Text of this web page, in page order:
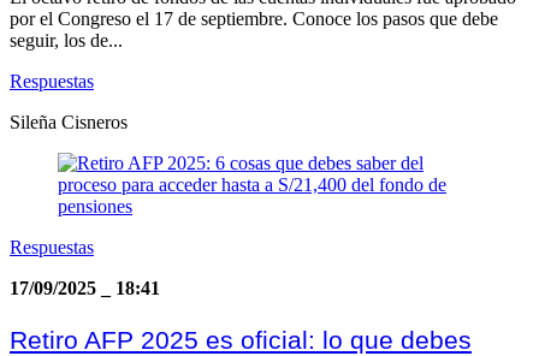
por el Congreso el 17 de septiembre. Conoce los pasos que debe
seguir, los de...
Respuestas
Sileña Cisneros
Respuestas
17/09/2025
18:41
Retiro AFP 2025 es oficial: lo que debes